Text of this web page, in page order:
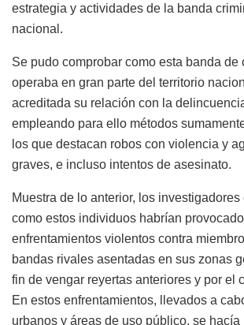
estrategia y actividades de la banda
nacional.
Se pudo comprobar como esta banda de
operaba en gran parte del territorio
acreditada su relación con la
empleando para ello métodos
los que destacan robos con violencia y
graves, e incluso intentos de asesinato.
Muestra de lo anterior, los investigadores
como estos individuos habrían
enfrentamientos violentos contra
bandas rivales asentadas en sus zonas
fin de vengar reyertas anteriores y por el
En estos enfrentamientos, llevados a
urbanos y áreas de uso público, se